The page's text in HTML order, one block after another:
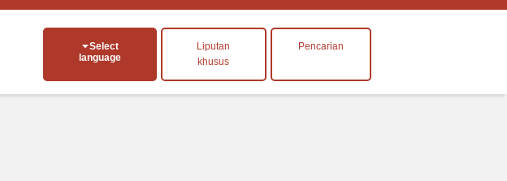
Select
language
Liputan
khusus
Pencarian